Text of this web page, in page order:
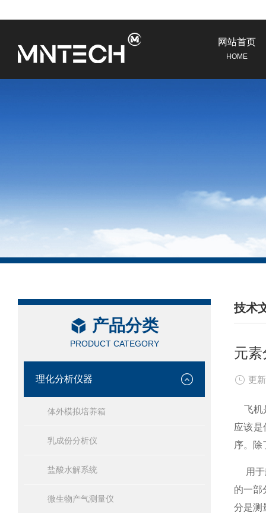
网站首页
HOME
产品分类
PRODUCT CATEGORY
理化分析仪器
体外模拟培养箱
乳成份分析仪
盐酸水解系统
微生物产气测量仪
技术
/
元
更
飞机
应该是
序。除
用于
的一部
分是测